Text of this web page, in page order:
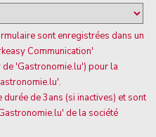
sont enregistrées dans un
Communication'
'Gastronomie.lu') pour la
de 3ans (si inactives) et sont
de la société